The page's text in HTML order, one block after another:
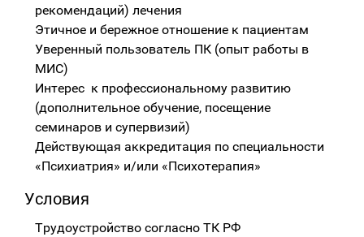
рекомендаций) лечения
Этичное и бережное отношение к пациентам
Уверенный пользователь ПК (опыт работы в
МИС)
Интерес к профессиональному развитию
(дополнительное обучение, посещение
семинаров и супервизий)
Действующая аккредитация по специальности
«Психиатрия» и/или «Психотерапия»
Условия
Трудоустройство согласно ТК РФ